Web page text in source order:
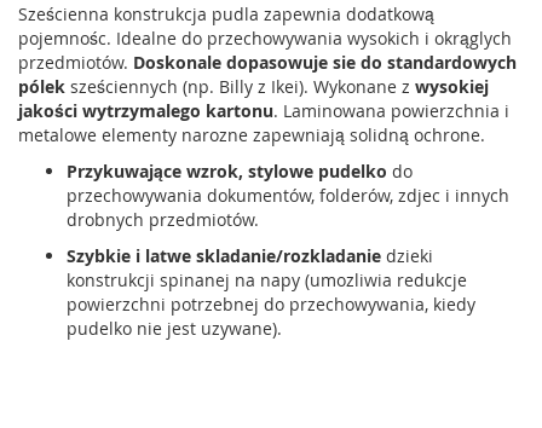
Sześcienna konstrukcja pudla zapewnia dodatkową
pojemnośc. Idealne do przechowywania wysokich i okrąglych
przedmiotów. Doskonale dopasowuje sie do standardowych
pólek sześciennych (np. Billy z Ikei). Wykonane z wysokiej
jakości wytrzymalego kartonu. Laminowana powierzchnia i
metalowe elementy narozne zapewniają solidną ochrone.
Przykuwające wzrok, stylowe pudelko do
przechowywania dokumentów, folderów, zdjec i innych
drobnych przedmiotów.
Szybkie i latwe skladanie/rozkladanie dzieki
konstrukcji spinanej na napy (umozliwia redukcje
powierzchni potrzebnej do przechowywania, kiedy
pudelko nie jest uzywane).